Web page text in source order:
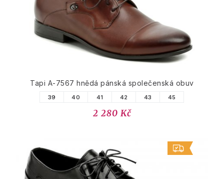
Tapi A-7567 hnědá pánská společenská obuv
39 40 41 42 43 45
2 280 Kč